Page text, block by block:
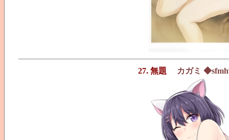
27. 無題 カガミ